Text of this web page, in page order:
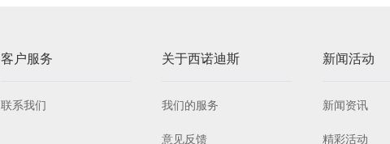
客户服务
联系我们
关于西诺迪斯
我们的服务
意见反馈
新闻活动
新闻资讯
精彩活动